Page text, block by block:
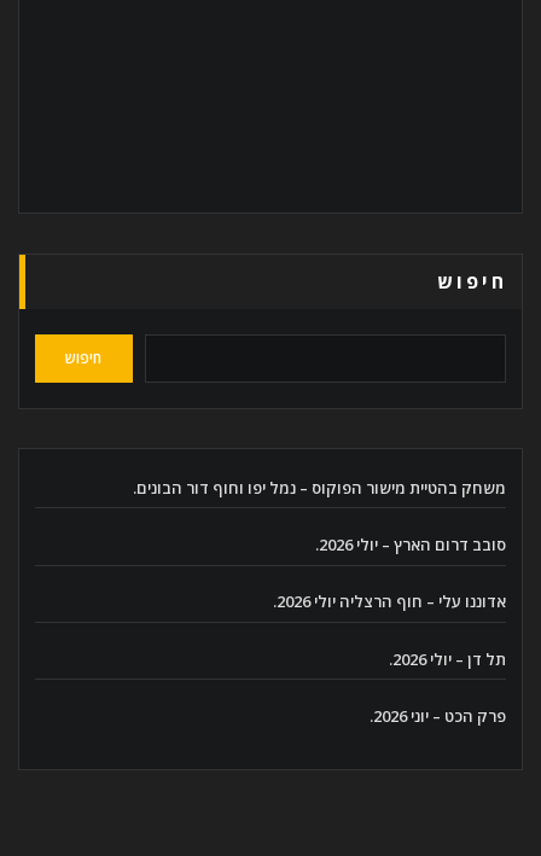
חיפוש
חיפוש
משחק בהטיית מישור הפוקוס – נמל יפו וחוף דור הבונים.
סובב דרום הארץ – יולי 2026.
אדוננו עלי – חוף הרצליה יולי 2026.
תל דן – יולי 2026.
פרק הכט – יוני 2026.